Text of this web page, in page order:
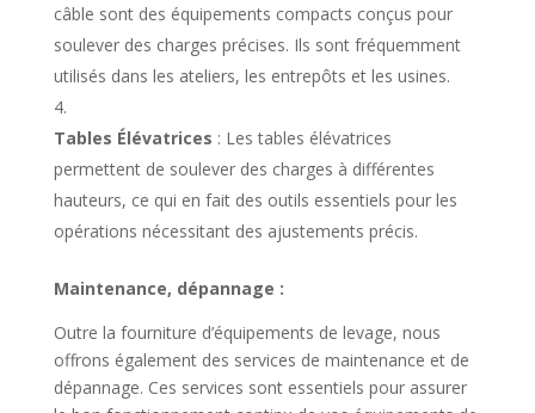
câble sont des équipements compacts conçus pour
soulever des charges précises. Ils sont fréquemment
utilisés dans les ateliers, les entrepôts et les usines.
Tables Élévatrices : Les tables élévatrices
permettent de soulever des charges à différentes
hauteurs, ce qui en fait des outils essentiels pour les
opérations nécessitant des ajustements précis.
Maintenance, dépannage :
Outre la fourniture d’équipements de levage, nous
offrons également des services de maintenance et de
dépannage. Ces services sont essentiels pour assurer